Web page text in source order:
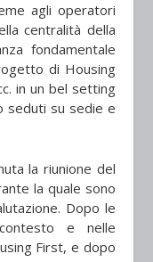
agli operatori
centralità della
fondamentale
di Housing
in un bel setting
seduti su sedie e
la riunione del
la quale sono
Dopo le
e nelle
First, e dopo